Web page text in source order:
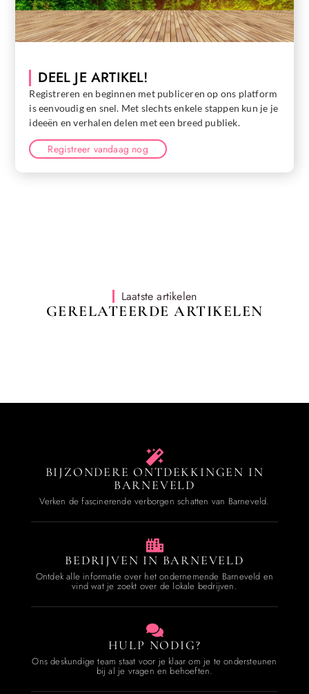
DEEL JE ARTIKEL!
Registreren en beginnen met publiceren op ons platform
is eenvoudig en snel. Met slechts enkele stappen kun je je
ideeën en verhalen delen met een breed publiek.
Registreer vandaag nog
Laatste artikelen
GERELATEERDE ARTIKELEN
BIJZONDERE ONTDEKKINGEN IN
BARNEVELD
Verken de fascinerende verborgen schatten van Barneveld.
BEDRIJVEN IN BARNEVELD
Ontdek alle informatie over het ondernemende Barneveld en
vind wat je zoekt over de lokale bedrijven.
HULP NODIG?
Ons deskundige team staat voor je klaar om je te ondersteunen
bij al je vragen en behoeften.